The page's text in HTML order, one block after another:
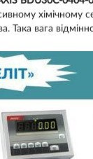
хімічному
Така вага